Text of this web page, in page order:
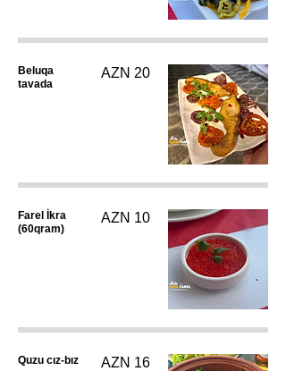
Beluqa
tavada
AZN 20
Farel İkra
(60qram)
AZN 10
Quzu cız-bız AZN 16